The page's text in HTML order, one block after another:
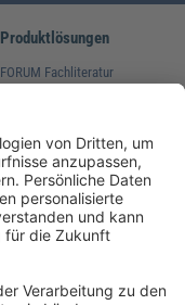
Produktlösungen
FORUM Fachliteratur